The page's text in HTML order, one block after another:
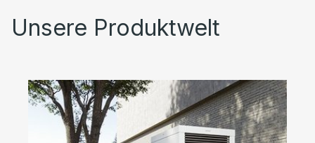
Unsere Produktwelt